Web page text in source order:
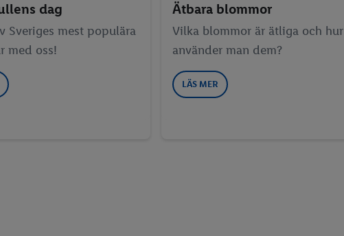
dag
Sveriges mest populära
med oss!
Ätbara blommor
Vilka blommor är ätliga och hur
använder man dem?
LÄS MER